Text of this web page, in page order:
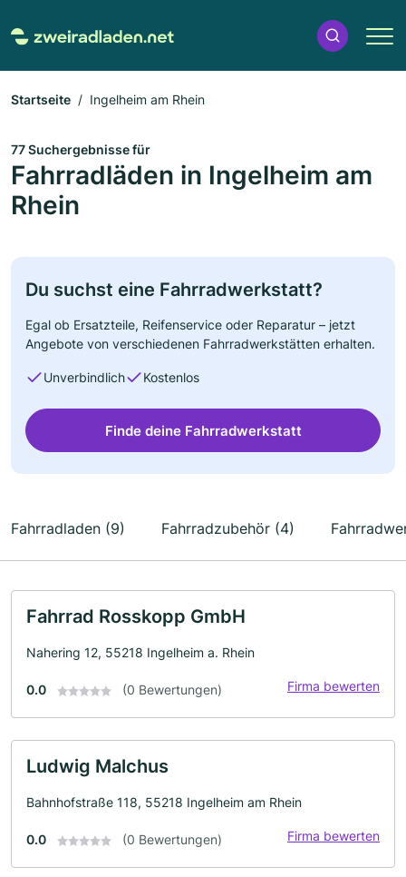
Startseite Ingelheim am Rhein
77 Suchergebnisse für
Fahrradläden in Ingelheim am
Rhein
Du suchst eine Fahrradwerkstatt?
Egal ob Ersatzteile, Reifenservice oder Reparatur – jetzt
Angebote von verschiedenen Fahrradwerkstätten erhalten.
Unverbindlich Kostenlos
Finde deine Fahrradwerkstatt
Fahrradladen (9) Fahrradzubehör (4)
Fahrrad Rosskopp GmbH
Nahering 12, 55218 Ingelheim a. Rhein
0.0 (0 Bewertungen) Firma bewerten
Ludwig Malchus
Bahnhofstraße 118, 55218 Ingelheim am Rhein
0.0 (0 Bewertungen) Firma bewerten